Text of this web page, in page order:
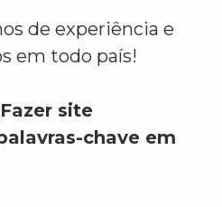
de experiência e
em todo país!
Fazer site
chave em